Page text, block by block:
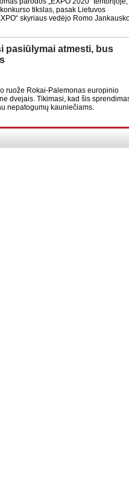
tikslas, pasak Lietuvos
skyriaus vedėjo Romo
pasiūlymai atmesti, bus
ruože Rokai-Palemonas europinio
dvejais. Tikimasi, kad šis
nepatogumų kauniečiams.